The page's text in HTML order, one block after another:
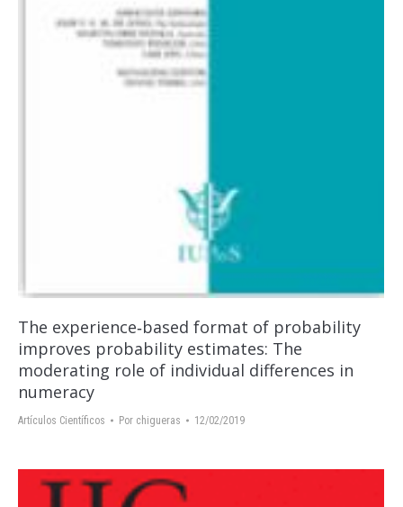
The experience‐based format of probability
improves probability estimates: The
moderating role of individual differences in
numeracy
Artículos Científicos Por chigueras 12/02/2019